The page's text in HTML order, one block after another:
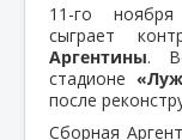
11-го ноября
сыграет
Аргентины.
стадионе
после
Сборная